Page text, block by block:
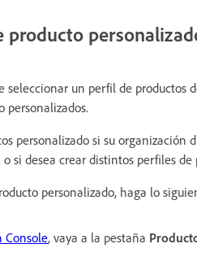
producto
seleccionar un perfil de productos
personalizados.
personalizado si su organización
si desea crear distintos perfiles
personalizado, haga lo
Console, vaya a la pestaña